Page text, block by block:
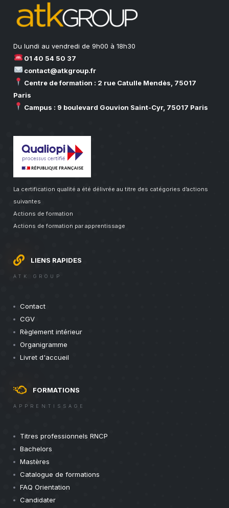
Du lundi au vendredi de 9h00 à 18h30
01 40 54 50 37
contact@atkgroup.fr
Centre de formation : 2 rue Catulle Mendès, 75017
Paris
Campus : 9 boulevard Gouvion Saint-Cyr, 75017 Paris
La certification qualité a été délivrée au titre des catégories d’actions
suivantes
Actions de formation
Actions de formation par apprentissage
LIENS RAPIDES
ATK GROUP
Contact
CGV
Règlement intérieur
Organigramme
Livret d'accueil
FORMATIONS
APPRENTISSAGE
Titres professionnels RNCP
Bachelors
Mastères
Catalogue de formations
FAQ Orientation
Candidater